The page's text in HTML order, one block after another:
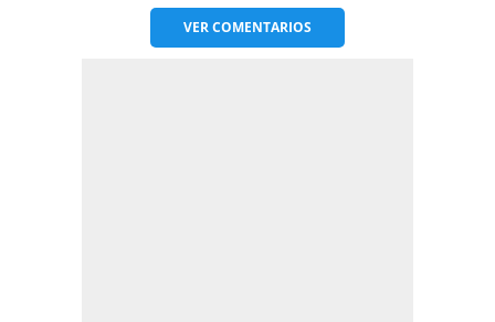
VERCOMENTARIOS